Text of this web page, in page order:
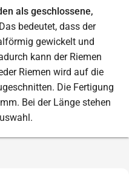
als geschlossene,
Das bedeutet, dass der
gewickelt und
kann der Riemen
Riemen wird auf die
Die Fertigung
Bei der Länge stehen